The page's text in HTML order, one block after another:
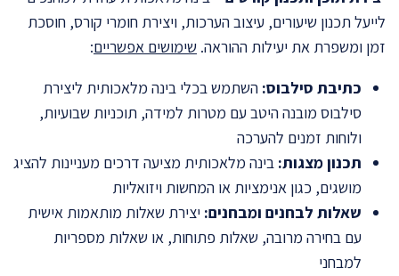
לייעל תכנון שיעורים, עיצוב הערכות, ויצירת חומרי קורס, חוסכת
זמן ומשפרת את יעילות ההוראה. שימושים אפשריים:
כתיבת סילבוס: השתמש בכלי בינה מלאכותית ליצירת
סילבוס מובנה היטב עם מטרות למידה, תוכניות שבועיות,
ולוחות זמנים להערכה
תכנון מצגות: בינה מלאכותית מציעה דרכים מעניינות להציג
מושגים, כגון אנימציות או המחשות ויזואליות
שאלות לבחנים ומבחנים: יצירת שאלות מותאמות אישית
עם בחירה מרובה, שאלות פתוחות, או שאלות מספריות
למבחני